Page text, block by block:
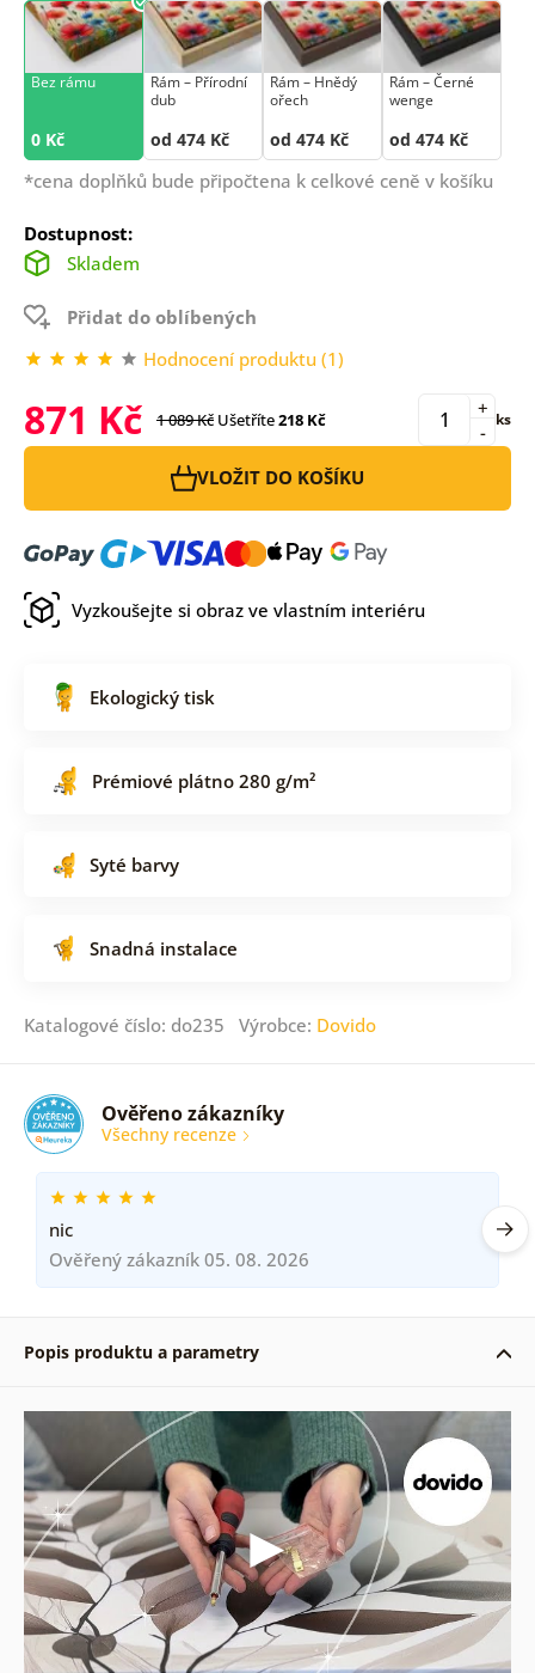
Bez rámu
0 Kč
Rám –⁠⁠⁠⁠⁠⁠ Přírodní
dub
od 474 Kč
Rám –⁠⁠⁠⁠⁠⁠ Hnědý
ořech
od 474 Kč
Rám –⁠⁠⁠⁠⁠⁠ Černé
wenge
od 474 Kč
*cena doplňků bude připočtena k celkové ceně v košíku
Dostupnost:
Skladem
Přidat do oblíbených
Hodnocení produktu (1)
871 Kč 1 089 Kč Ušetříte218 Kč -
+ ks
VLOŽIT DO KOŠÍKU
Vyzkoušejte si obraz ve vlastním interiéru
Ekologický tisk
Prémiové plátno 280 g/m²
Syté barvy
Snadná instalace
Katalogové číslo: do235 Výrobce: Dovido
Ověřeno zákazníky
Všechny recenze
nic
Ověřený zákazník 05. 08. 2026
Popis produktu a parametry